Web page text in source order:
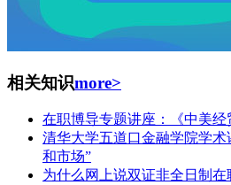
相关知识more>
在职博导专题讲座：《中美经
清华大学五道口金融学院学
和市场”
为什么网上说双证非全日制在